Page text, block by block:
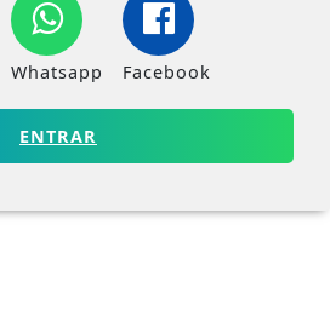
Whatsapp Facebook
ENTRAR